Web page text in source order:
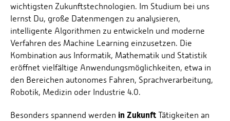
wichtigsten Zukunftstechnologien. Im Studium bei uns
lernst Du, große Datenmengen zu analysieren,
intelligente Algorithmen zu entwickeln und moderne
Verfahren des Machine Learning einzusetzen. Die
Kombination aus Informatik, Mathematik und Statistik
eröffnet vielfältige Anwendungsmöglichkeiten, etwa in
den Bereichen autonomes Fahren, Sprachverarbeitung,
Robotik, Medizin oder Industrie 4.0.
Besonders spannend werden in Zukunft Tätigkeiten an